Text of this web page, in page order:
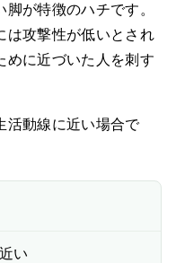
解決する
来ない
ある質問
の違いが分かりませ
が特徴のハチです。
は攻撃性が低いとされ
めに近づいた人を刺す
活動線に近い場合で
い